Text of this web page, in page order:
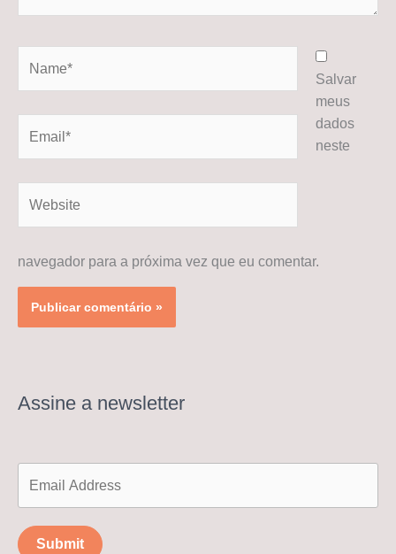
Salvar
meus
dados
neste
navegador para a próxima vez que eu comentar.
Assine a newsletter
Submit